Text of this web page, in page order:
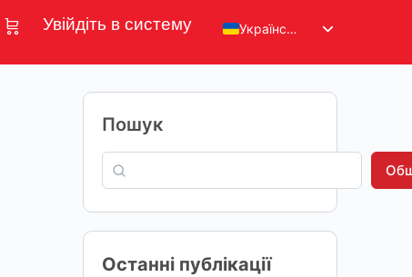
Увійдіть в систему Українська
Пошук
Останні публікації